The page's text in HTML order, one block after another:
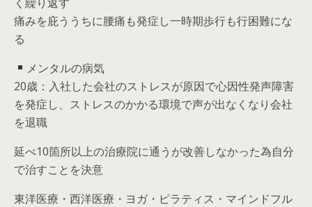
痛みを庇ううちに腰痛も発症し一時期歩行も行困難にな
る
メンタルの病気
20歳：入社した会社のストレスが原因で心因性発声障害
を発症し、ストレスのかかる環境で声が出なくなり会社
を退職
延べ10箇所以上の治療院に通うが改善しなかった為自分
で治すことを決意
東洋医療・西洋医療・ヨガ・ピラティス・マインドフル